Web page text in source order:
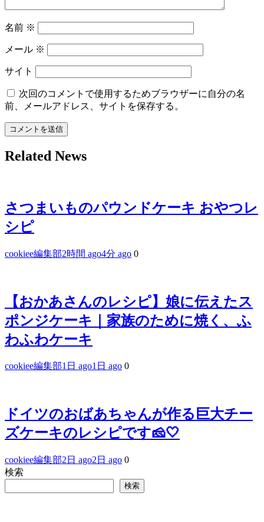
名前 ※
メール ※
サイト
次回のコメントで使用するためブラウザーに自分の名
前、メールアドレス、サイトを保存する。
Related News
さつまいものパウンドケーキ おやつレ
シピ
cookiee編集部2時間 ago4分 ago 0
【おかあさんのレシピ】娘に伝えたス
ポンジケーキ｜家族のために焼く、ふ
わふわケーキ
cookiee編集部1日 ago1日 ago 0
ドイツのおばあちゃんが作る巨大チー
ズケーキのレシピです🧀🤍
cookiee編集部2日 ago2日 ago 0
検索
検索